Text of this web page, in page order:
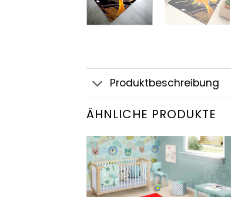
Produktbeschreibung
ÄHNLICHE PRODUKTE